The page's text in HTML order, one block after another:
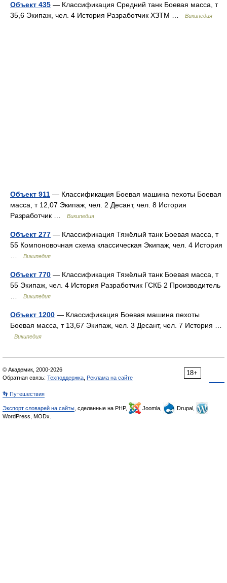
Объект 435 — Классификация Средний танк Боевая масса, т
35,6 Экипаж, чел. 4 История Разработчик ХЗТМ …
Википедия
Объект 911 — Классификация Боевая машина пехоты Боевая
масса, т 12,07 Экипаж, чел. 2 Десант, чел. 8 История
Разработчик …
Википедия
Объект 277 — Классификация Тяжёлый танк Боевая масса, т
55 Компоновочная схема классическая Экипаж, чел. 4 История
…
Википедия
Объект 770 — Классификация Тяжёлый танк Боевая масса, т
55 Экипаж, чел. 4 История Разработчик ГСКБ 2 Производитель
…
Википедия
Объект 1200 — Классификация Боевая машина пехоты
Боевая масса, т 13,67 Экипаж, чел. 3 Десант, чел. 7 История …
Википедия
18+
© Академик, 2000-2026
Обратная связь: Техподдержка Реклама на сайте
👣 Путешествия
Экспорт словарей на сайты , сделанные на PHP, Joomla,
Drupal,
WordPress, MODx.